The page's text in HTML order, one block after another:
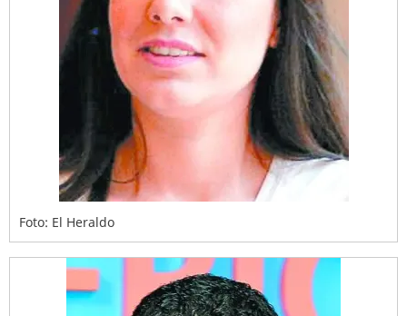
Foto: El Heraldo